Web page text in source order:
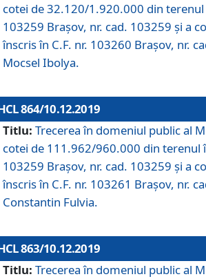
cotei de 32.120/1.920.000 din terenul
103259 Brașov, nr. cad. 103259 și a
înscris în C.F. nr. 103260 Brașov, nr.
Mocsel Ibolya.
864/10.12.2019
Titlu: Trecerea în domeniul public al
cotei de 111.962/960.000 din terenul
103259 Brașov, nr. cad. 103259 și a
înscris în C.F. nr. 103261 Brașov, nr.
Constantin Fulvia.
863/10.12.2019
Titlu: Trecerea în domeniul public al